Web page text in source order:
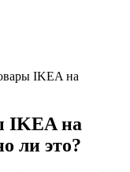
IKEA на
IKEA на
ли это?